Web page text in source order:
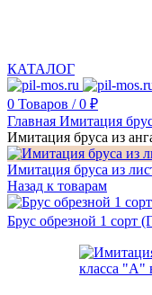
КАТАЛОГ
0 Товаров / 0 ₽
Главная Имитация
Имитация бруса из
Имитация бруса из
Назад к товарам
Брус обрезной 1 сорт